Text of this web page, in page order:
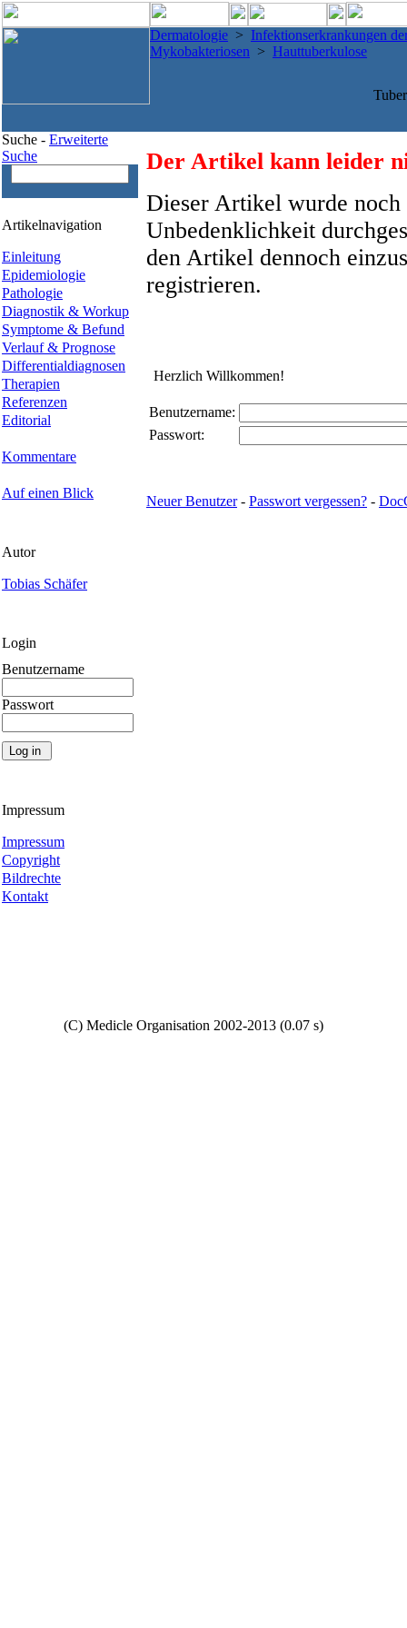
Dermatologie > Infektionserkrankungen
Mykobakteriosen > Hauttuberkulose
Suche - Erweiterte
Suche
Artikelnavigation
Einleitung
Epidemiologie
Pathologie
Diagnostik & Workup
Symptome & Befund
Verlauf & Prognose
Differentialdiagnosen
Therapien
Referenzen
Editorial
Kommentare
Auf einen Blick
Autor
Tobias Schäfer
Login
Benutzername
Passwort
Impressum
Impressum
Copyright
Bildrechte
Kontakt
Der Artikel kann leider
Dieser Artikel wurde
Unbedenklichkeit
den Artikel dennoch
registrieren.
Herzlich Willkommen!
Benutzername:
Passwort:
Neuer Benutzer- Passwort vergessen? -
(C) Medicle Organisation 2002-2013 (0.07 s)